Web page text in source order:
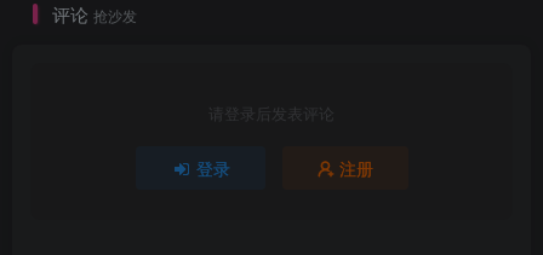
评论 抢沙发
请登录后发表评论
登录 注册